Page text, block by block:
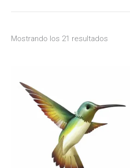
Mostrando los 21 resultados